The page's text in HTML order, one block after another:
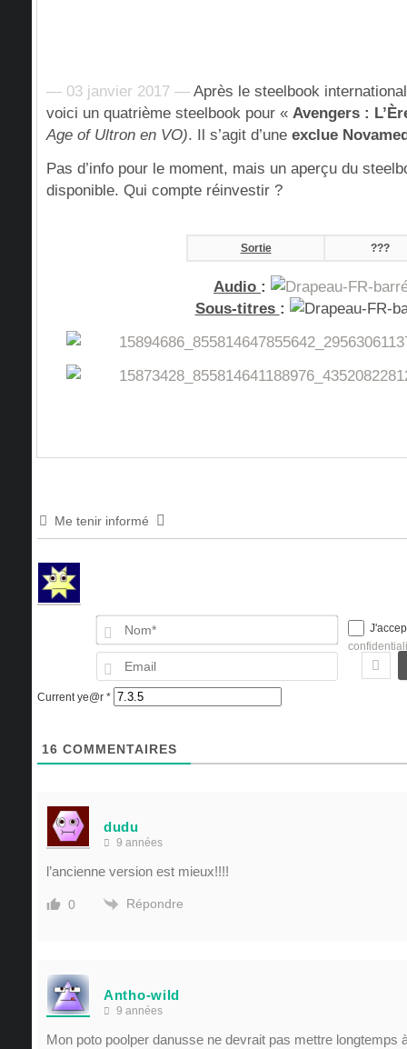
— 03 janvier 2017 — Après le steelbook
voici un quatrième steelbook pour « Avengers :
Age of Ultron en VO). Il s’agit d’une exclue
Pas d’info pour le moment, mais un aperçu du
disponible. Qui compte réinvestir ?
Sortie ???
Audio :
Sous-titres :
Me tenir informé
Nom*
Current ye@r *
16 COMMENTAIRES
dudu
9 années
l’ancienne version est mieux!!!!
0 Répondre
Antho-wild
9 années
Mon poto poolper danusse ne devrait pas mettre longtemps